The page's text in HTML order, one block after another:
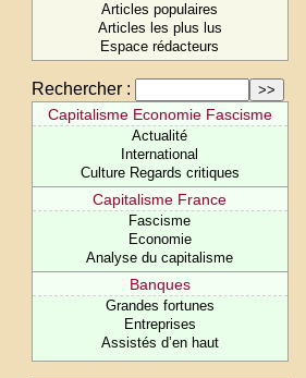
Articles populaires
Articles les plus lus
Espace rédacteurs
Rechercher :
Capitalisme Economie Fascisme
Actualité
International
Culture Regards critiques
Capitalisme France
Fascisme
Economie
Analyse du capitalisme
Banques
Grandes fortunes
Entreprises
Assistés d’en haut